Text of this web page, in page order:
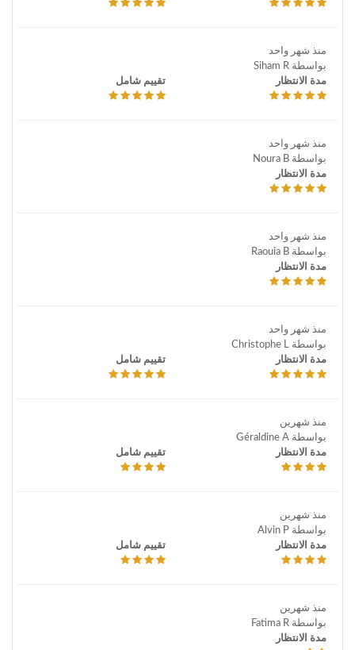
منذ شهر واحد
بواسطة Siham R
مدة الانتظار
تقييم شامل
منذ شهر واحد
بواسطة Noura B
مدة الانتظار
منذ شهر واحد
بواسطة Raouia B
مدة الانتظار
منذ شهر واحد
بواسطة Christophe L
مدة الانتظار
تقييم شامل
منذ شهرين
بواسطة Géraldine A
مدة الانتظار
تقييم شامل
منذ شهرين
بواسطة Alvin P
مدة الانتظار
تقييم شامل
منذ شهرين
بواسطة Fatima R
مدة الانتظار